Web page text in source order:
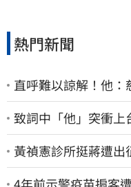
熱門新聞
直呼難以諒解！他
致詞中「他」突衝
黃禎憲診所挺蔣遭